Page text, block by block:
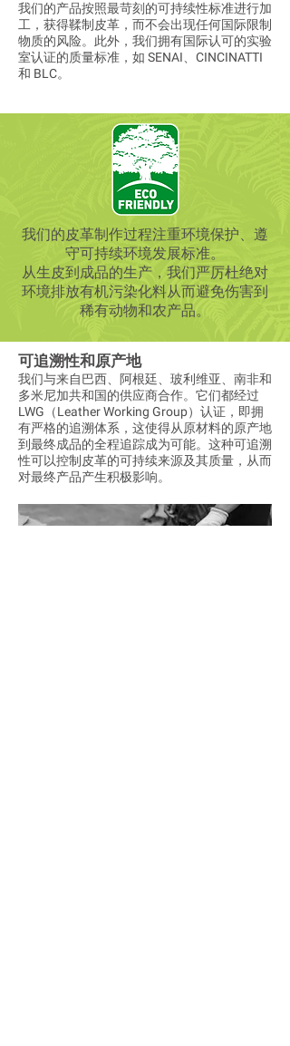
我们的皮革制作过程注重环境保护、遵
守可持续环境发展标准。
从生皮到成品的生产，我们严厉杜绝对
环境排放有机污染化料从而避免伤害到
稀有动物和农产品。
可追溯性和原产地
我们与来自巴西、阿根廷、玻利维亚、南非和
多米尼加共和国的供应商合作。它们都经过
LWG（Leather Working Group）认证，即拥
有严格的追溯体系，这使得从原材料的原产地
到最终成品的全程追踪成为可能。这种可追溯
性可以控制皮革的可持续来源及其质量，从而
对最终产品产生积极影响。
我们的产品按照最苛刻的可持续性标准进行加
工，获得鞣制皮革，而不会出现任何国际限制
物质的风险。此外，我们拥有国际认可的实验
室认证的质量标准，如 SENAI、CINCINATTI
和 BLC。